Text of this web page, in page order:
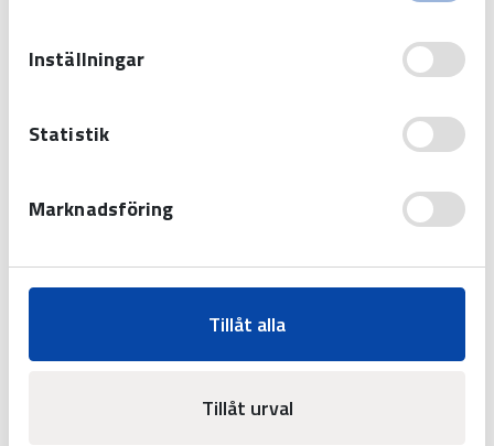
Inställningar
Statistik
Marknadsföring
Tillåt alla
Tillåt urval
Relaterade produkter
Resultattavla BASIC LED-190 -
Ishockey med skott
Lämpad för ishockey. Visar även skott
utvisningsmoduler.